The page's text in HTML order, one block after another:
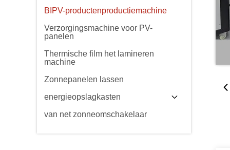
BIPV-productenproductiemachine
Verzorgingsmachine voor PV-
panelen
Thermische film het lamineren
machine
Zonnepanelen lassen
energieopslagkasten
van net zonneomschakelaar